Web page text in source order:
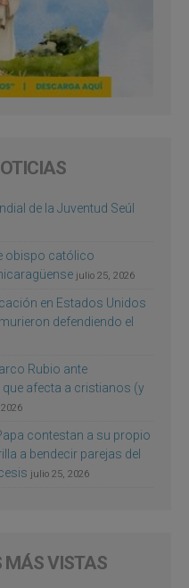
de la Juventud Seúl
obispo católico
julio 25, 2026
en Estados Unidos
defendiendo el
Rubio ante
afecta a cristianos (y
contestan a su propio
a bendecir parejas del
julio 25, 2026
MÁS VISTAS